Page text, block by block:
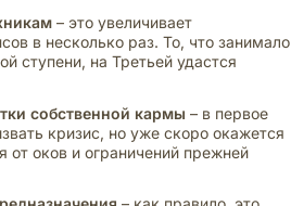
– это увеличивает
в несколько раз. То, что занимало
ступени, на Третьей удастся
собственной кармы – в первое
кризис, но уже скоро окажется
от оков и ограничений прежней